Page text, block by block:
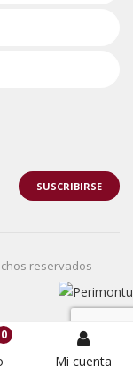
reservados
0
Mi cuenta